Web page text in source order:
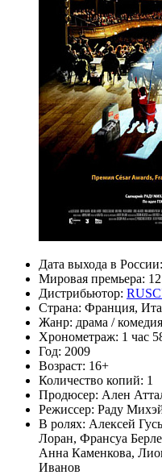
Дата выхода в России:
Мировая премьера:
Дистрибьютор:
Страна: Франция,
Жанр: драма /комедия
Хронометраж: 1 час
Год: 2009
Возраст: 16+
Количество копий: 1
Продюсер: Ален
Режиссер: Раду
В ролях: Алексей
Лоран, Франсуа
Анна Каменкова,
Иванов